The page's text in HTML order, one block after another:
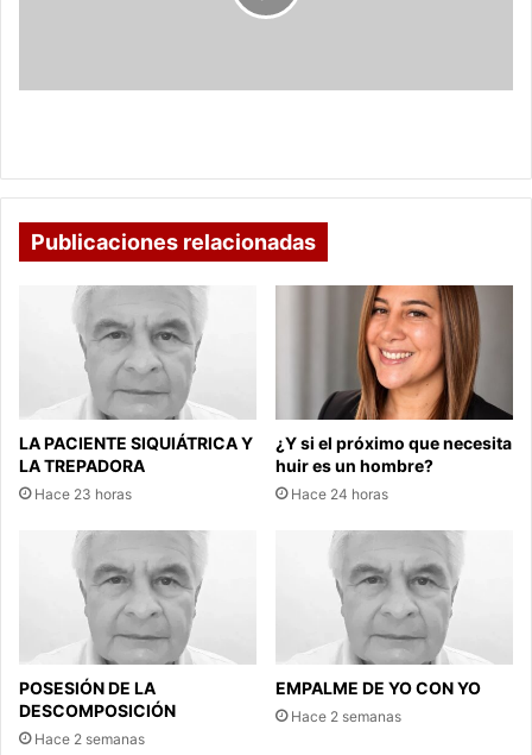
para
Publicaciones relacionadas
LA PACIENTE SIQUIÁTRICA Y
LA TREPADORA
Hace 23 horas
¿Y si el próximo que necesita
huir es un hombre?
Hace 24 horas
POSESIÓN DE LA
DESCOMPOSICIÓN
Hace 2 semanas
EMPALME DE YO CON YO
Hace 2 semanas